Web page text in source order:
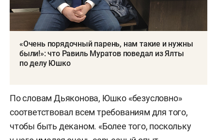
«Очень порядочный парень, нам такие и нужны
были!»: что Равиль Муратов поведал из Ялты
по делу Юшко
По словам Дьяконова, Юшко «безусловно»
соответствовал всем требованиям для того,
чтобы быть деканом. «Более того, поскольку